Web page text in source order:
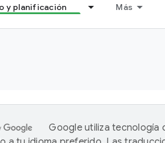
y planificación Más
Google utiliza tecnología